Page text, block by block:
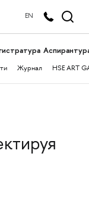
EN
Журнал HSE ART